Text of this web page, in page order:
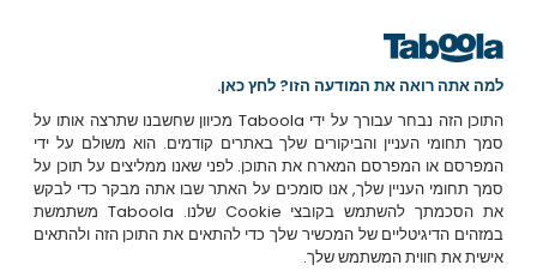
למה אתה רואה את המודעה הזו? לחץ כאן.
התוכן הזה נבחר עבורך על ידי Taboola מכיוון שחשבנו שתרצה אותו על
סמך תחומי העניין והביקורים שלך באתרים קודמים. הוא משולם על ידי
המפרסם או המפרסם המארח את התוכן. לפני שאנו ממליצים על תוכן על
סמך תחומי העניין שלך, אנו סומכים על האתר שבו אתה מבקר כדי לבקש
את הסכמתך להשתמש בקובצי Cookie שלנו. Taboola משתמשת
במזהים הדיגיטליים של המכשיר שלך כדי להתאים את התוכן הזה ולהתאים
אישית את חווית המשתמש שלך.